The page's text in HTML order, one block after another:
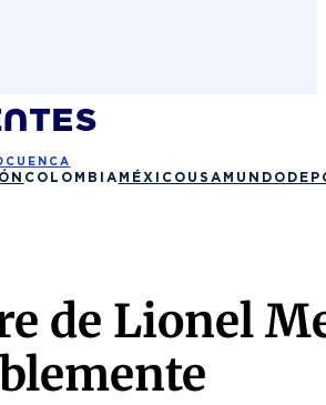
CUENCA
COLOMBIA MÉXICO USA MUNDO
de Lionel